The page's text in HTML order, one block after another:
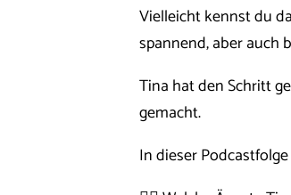
Vielleicht kennst du
spannend, aber auch
Tina hat den Schritt
gemacht.
In dieser